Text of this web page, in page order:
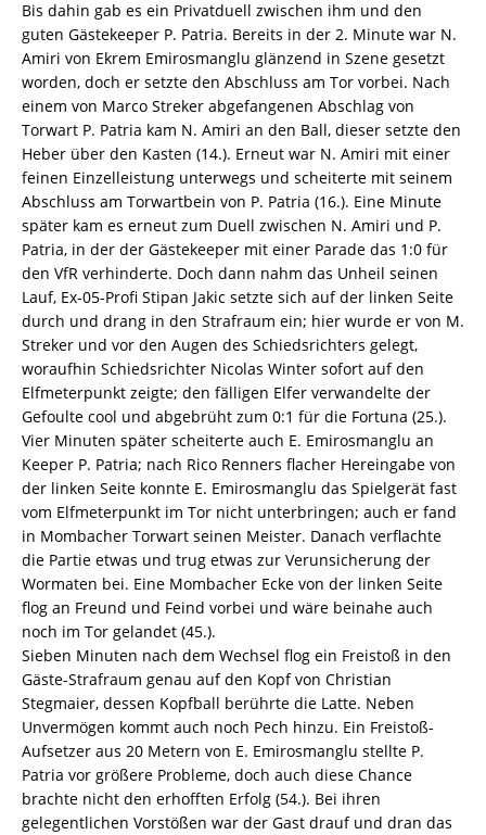
Bis dahin gab es ein Privatduell zwischen ihm und den
guten Gästekeeper P. Patria. Bereits in der 2. Minute war N.
Amiri von Ekrem Emirosmanglu glänzend in Szene gesetzt
worden, doch er setzte den Abschluss am Tor vorbei. Nach
einem von Marco Streker abgefangenen Abschlag von
Torwart P. Patria kam N. Amiri an den Ball, dieser setzte den
Heber über den Kasten (14.). Erneut war N. Amiri mit einer
feinen Einzelleistung unterwegs und scheiterte mit seinem
Abschluss am Torwartbein von P. Patria (16.). Eine Minute
später kam es erneut zum Duell zwischen N. Amiri und P.
Patria, in der der Gästekeeper mit einer Parade das 1:0 für
den VfR verhinderte. Doch dann nahm das Unheil seinen
Lauf, Ex-05-Profi Stipan Jakic setzte sich auf der linken Seite
durch und drang in den Strafraum ein; hier wurde er von M.
Streker und vor den Augen des Schiedsrichters gelegt,
woraufhin Schiedsrichter Nicolas Winter sofort auf den
Elfmeterpunkt zeigte; den fälligen Elfer verwandelte der
Gefoulte cool und abgebrüht zum 0:1 für die Fortuna (25.).
Vier Minuten später scheiterte auch E. Emirosmanglu an
Keeper P. Patria; nach Rico Renners flacher Hereingabe von
der linken Seite konnte E. Emirosmanglu das Spielgerät fast
vom Elfmeterpunkt im Tor nicht unterbringen; auch er fand
in Mombacher Torwart seinen Meister. Danach verflachte
die Partie etwas und trug etwas zur Verunsicherung der
Wormaten bei. Eine Mombacher Ecke von der linken Seite
flog an Freund und Feind vorbei und wäre beinahe auch
noch im Tor gelandet (45.).
Sieben Minuten nach dem Wechsel flog ein Freistoß in den
Gäste-Strafraum genau auf den Kopf von Christian
Stegmaier, dessen Kopfball berührte die Latte. Neben
Unvermögen kommt auch noch Pech hinzu. Ein Freistoß-
Aufsetzer aus 20 Metern von E. Emirosmanglu stellte P.
Patria vor größere Probleme, doch auch diese Chance
brachte nicht den erhofften Erfolg (54.). Bei ihren
gelegentlichen Vorstößen war der Gast drauf und dran das